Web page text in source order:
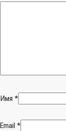
Имя *
Email *